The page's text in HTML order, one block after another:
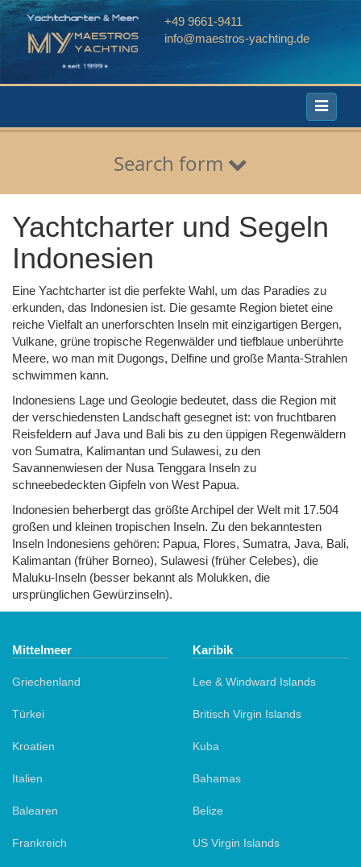
+49 9661-9411
info@maestros-yachting.de
Toggle
Search form
Yachtcharter und Segeln
Indonesien
Eine Yachtcharter ist die perfekte Wahl, um das Paradies zu
erkunden, das Indonesien ist. Die gesamte Region bietet eine
reiche Vielfalt an unerforschten Inseln mit einzigartigen Bergen,
Vulkane, grüne tropische Regenwälder und tiefblaue unberührte
Meere, wo man mit Dugongs, Delfine und große Manta-Strahlen
schwimmen kann.
Indonesiens Lage und Geologie bedeutet, dass die Region mit
der verschiedensten Landschaft gesegnet ist: von fruchtbaren
Reisfeldern auf Java und Bali bis zu den üppigen Regenwäldern
von Sumatra, Kalimantan und Sulawesi, zu den
Savannenwiesen der Nusa Tenggara Inseln zu
schneebedeckten Gipfeln von West Papua.
Indonesien beherbergt das größte Archipel der Welt mit 17.504
großen und kleinen tropischen Inseln. Zu den bekanntesten
Inseln Indonesiens gehören: Papua, Flores, Sumatra, Java, Bali,
Kalimantan (früher Borneo), Sulawesi (früher Celebes), die
Maluku-Inseln (besser bekannt als Molukken, die
ursprünglichen Gewürzinseln).
Mittelmeer
Griechenland
Türkei
Kroatien
Italien
Balearen
Frankreich
Karibik
Lee & Windward Islands
Britisch Virgin Islands
Kuba
Bahamas
Belize
US Virgin Islands